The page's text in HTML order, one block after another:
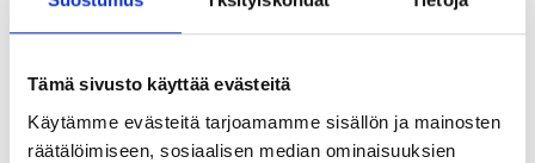
Tämä sivusto käyttää evästeitä
Käytämme evästeitä tarjoamamme sisällön ja mainosten
räätälöimiseen, sosiaalisen median ominaisuuksien